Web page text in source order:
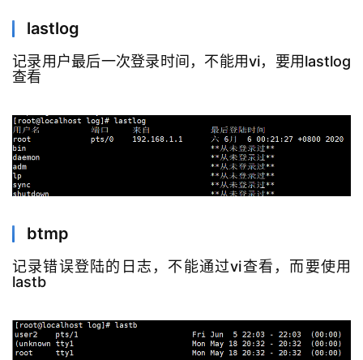
lastlog
记录用户最后一次登录时间，不能用vi，要用lastlog
查看
btmp
记录错误登陆的日志，不能通过vi查看，而要使用
lastb